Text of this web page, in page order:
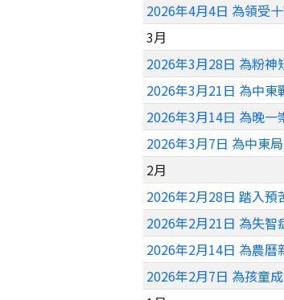
2026年4月4日 為領受
3月
2026年3月28日 為粉神
2026年3月21日 為中東
2026年3月14日 為晚一
2026年3月7日 為中東
2月
2026年2月28日 踏入預
2026年2月21日 為失智
2026年2月14日 為農曆
2026年2月7日 為孩童